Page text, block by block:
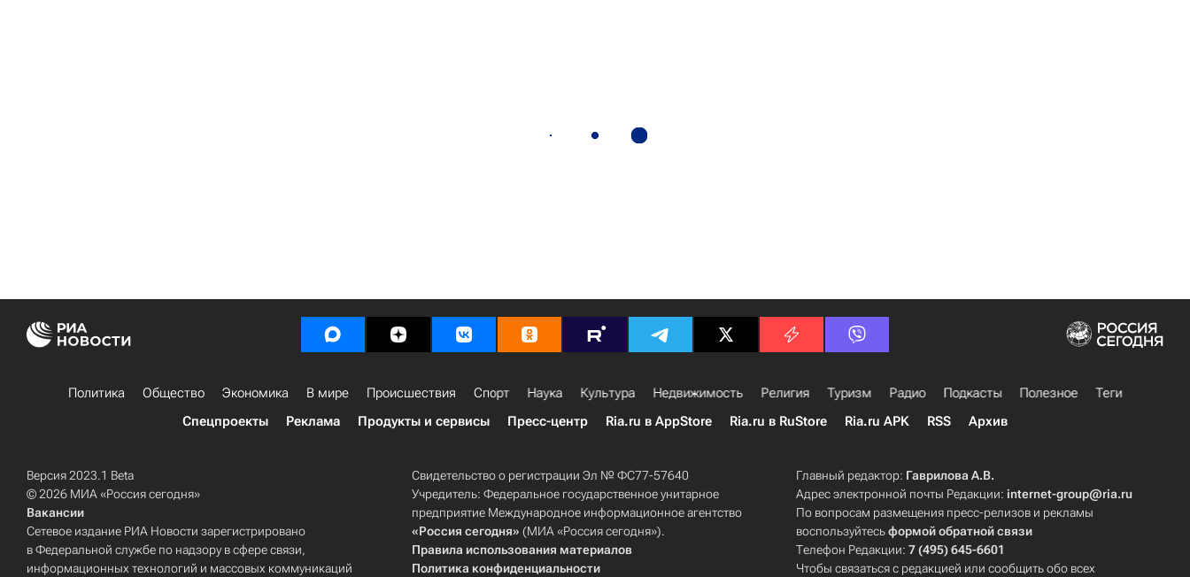
Политика Общество Экономика В мире Происшествия Спорт Наука Культура Недвижимость Религия Туризм Радио Подкасты Полезное
Теги
Спецпроекты
Реклама Продукты и сервисы Пресс-центр Ria.ru в AppStore Ria.ru в RuStore Ria.ru APK RSS Архив
Версия 2023.1 Beta
© 2026 МИА «Россия сегодня»
Вакансии
Сетевое издание РИА Новости зарегистрировано
в Федеральной службе по надзору в сфере связи,
информационных технологий и массовых коммуникаций
Свидетельство о регистрации Эл № ФС77-57640
Учредитель: Федеральное государственное унитарное
предприятие Международное информационное агентство
«Россия сегодня» (МИА «Россия сегодня»).
Правила использования материалов
Политика конфиденциальности
Главный редактор: Гаврилова А.В.
Адрес электронной почты Редакции:internet-group@ria.ru
По вопросам размещения пресс-релизов и рекламы
воспользуйтесьформой обратной связи
Телефон Редакции:7 (495) 645-6601
Чтобы связаться с редакцией или сообщить обо всех